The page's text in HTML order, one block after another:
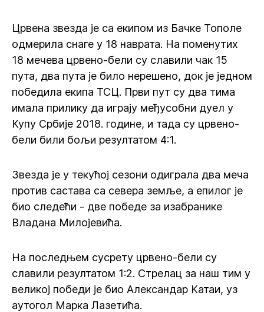
Црвена звезда је са екипом из Бачке Тополе
одмерила снаге у 18 наврата. На поменутих
18 мечева црвено-бели су славили чак 15
пута, два пута је било нерешено, док је једном
победила екипа ТСЦ. Први пут су два тима
имала прилику да играју међусобни дуел у
Купу Србије 2018. године, и тада су црвено-
бели били бољи резултатом 4:1.
Звезда је у текућој сезони одиграла два меча
против састава са севера земље, а епилог је
био следећи - две победе за изабранике
Владана Милојевића.
На последњем сусрету црвено-бели су
славили резултатом 1:2. Стрелац за наш тим у
великој победи је био Александар Катаи, уз
аутогол Марка Лазетића.